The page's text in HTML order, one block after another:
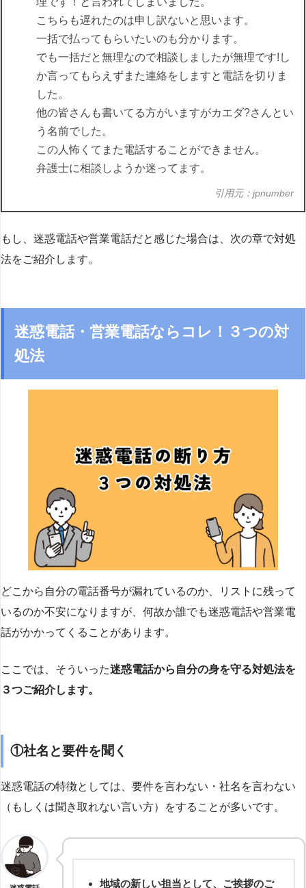
こちらも遅れたのは申し訳ないと思います。
一括で払ってもらいたいのも分かります。
でも一括だと無理なので相談しましたが無理です!し
か言ってもらえずまた連絡をしますと電話を切りま
した。
他の皆さんも書いてる方がいますがカエダ?さんとい
う名前でした。
この人怖くてまた電話することができません。
弁護士に相談しようか迷ってます。
引用元：jpnumber
もし、迷惑電話や営業電話だと感じた場合は、次の章で対処
法をご紹介します。
迷惑電話・営業電話ならコレ！３つの対
処法
どこから自分の電話番号が漏れているのか、リストに残って
いるのか不安になりますが、何故か誰でも迷惑電話や営業電
話がかかってくることがあります。
ここでは、そういった迷惑電話から自分の身を守る対処法を
３つご紹介します。
①社名と要件を聞く
迷惑電話の特徴としては、要件を言わない・社名を言わない
（もしくは聞き取れない言い方）をすることが多いです。
地域の新しい担当として、ご挨拶のご